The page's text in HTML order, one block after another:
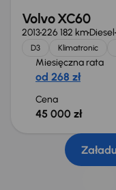
Volvo XC60
2013226 182 kmDiesel
D3 Klimatronic
Miesięczna rata
od 268 zł
Cena
45 000 zł